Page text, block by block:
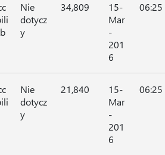
Nie
dotycz
y
34,809
15-
Mar
-
201
6
06:25
Nie
dotycz
y
21,840
15-
Mar
-
201
6
06:25